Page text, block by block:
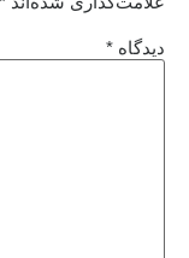
دیدگاه *